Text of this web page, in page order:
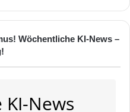
Wöchentliche KI-News –
News